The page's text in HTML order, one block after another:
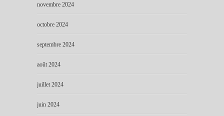
novembre 2024
octobre 2024
septembre 2024
août 2024
juillet 2024
juin 2024